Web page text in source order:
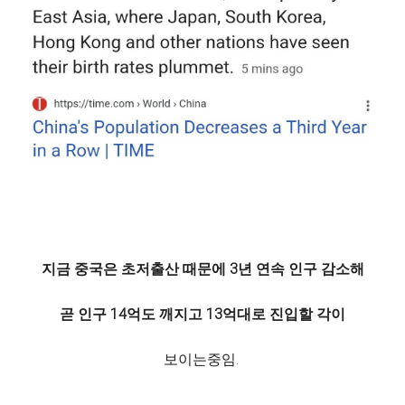
지금 중국은 초저출산 때문에 3년 연속 인구 감소해
곧 인구 14억도 깨지고 13억대로 진입할 각이
보이는중임.